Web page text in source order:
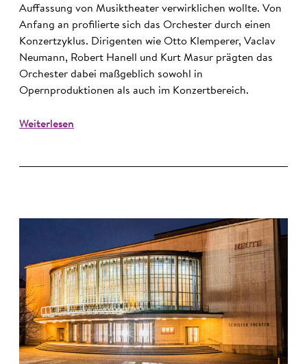
Auffassung von Musiktheater verwirklichen wollte. Von
Anfang an profilierte sich das Orchester durch einen
Konzertzyklus. Dirigenten wie Otto Klemperer, Vaclav
Neumann, Robert Hanell und Kurt Masur prägten das
Orchester dabei maßgeblich sowohl in
Opernproduktionen als auch im Konzertbereich.
Weiterlesen